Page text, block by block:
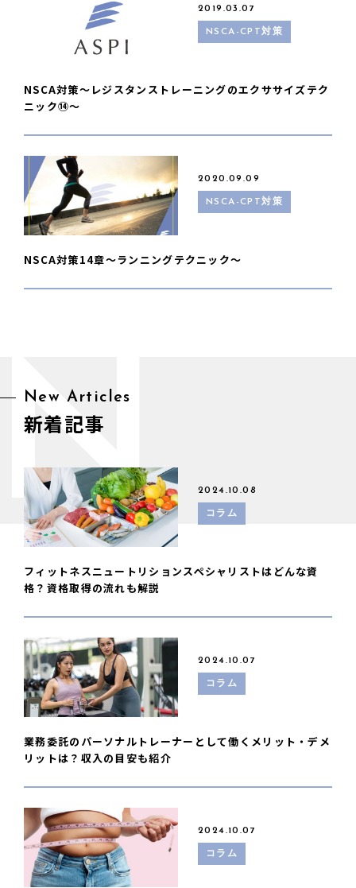
2019.03.07
NSCA-CPT対策
NSCA対策〜レジスタンストレーニングのエクササイズテク
ニック⑭〜
2020.09.09
NSCA-CPT対策
NSCA対策14章〜ランニングテクニック〜
New Articles
新着記事
2024.10.08
コラム
フィットネスニュートリションスペシャリストはどんな資
格？資格取得の流れも解説
2024.10.07
コラム
業務委託のパーソナルトレーナーとして働くメリット・デメ
リットは？収入の目安も紹介
2024.10.07
コラム